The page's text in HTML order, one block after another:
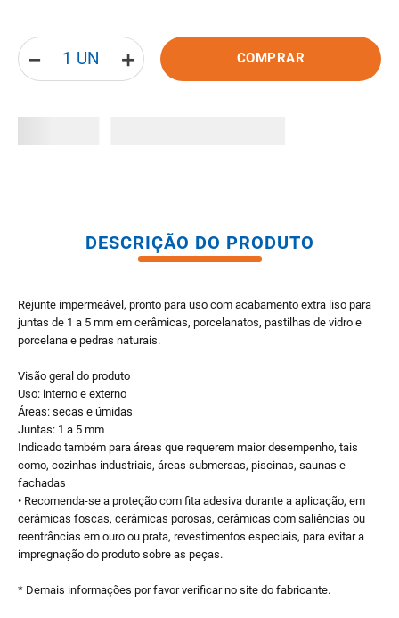
＋
－ COMPRAR
DESCRIÇÃO DO PRODUTO
Rejunte impermeável, pronto para uso com acabamento extra liso para
juntas de 1 a 5 mm em cerâmicas, porcelanatos, pastilhas de vidro e
porcelana e pedras naturais.
Visão geral do produto
Uso: interno e externo
Áreas: secas e úmidas
Juntas: 1 a 5 mm
Indicado também para áreas que requerem maior desempenho, tais
como, cozinhas industriais, áreas submersas, piscinas, saunas e
fachadas
• Recomenda-se a proteção com fita adesiva durante a aplicação, em
cerâmicas foscas, cerâmicas porosas, cerâmicas com saliências ou
reentrâncias em ouro ou prata, revestimentos especiais, para evitar a
impregnação do produto sobre as peças.
* Demais informações por favor verificar no site do fabricante.
vaso sanitario caixa acoplada